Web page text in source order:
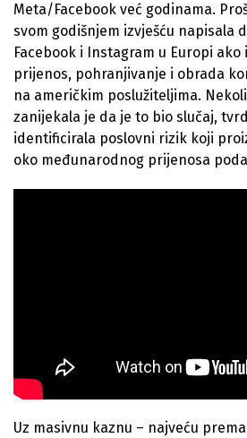
Meta/Facebook već godinama.
svom godišnjem izvješću napisala
Facebook i Instagram u Europi
prijenos, pohranjivanje i obrada
na američkim poslužiteljima.
zanijekala je da je to bio slučaj,
identificirala poslovni rizik koji
oko međunarodnog prijenosa
Uz masivnu kaznu – najveću